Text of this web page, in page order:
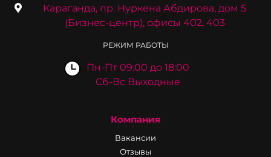
Караганда, пр. Нуркена Абдирова, дом 5
(Бизнес-центр), офисы 402, 403
РЕЖИМ РАБОТЫ
Пн-Пт 09:00 до 18:00
Сб-Вс Выходные
Компания
Вакансии
Отзывы